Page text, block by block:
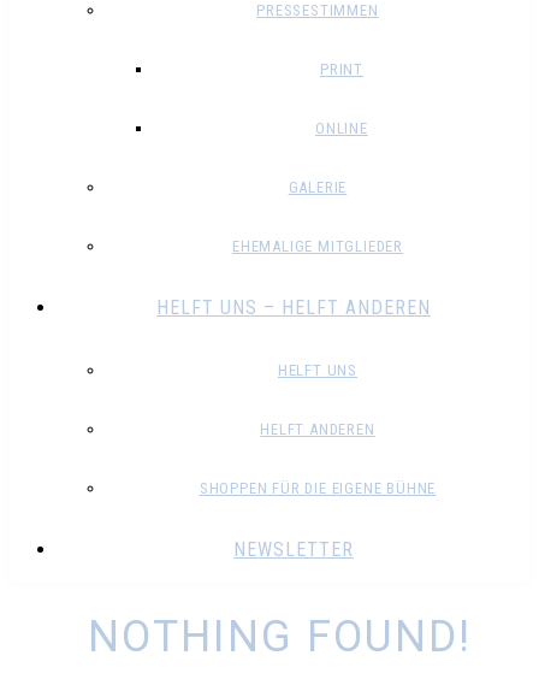
PRESSESTIMMEN
PRINT
ONLINE
GALERIE
EHEMALIGE MITGLIEDER
HELFT UNS – HELFT ANDEREN
HELFT UNS
HELFT ANDEREN
SHOPPEN FÜR DIE EIGENE BÜHNE
NEWSLETTER
NOTHING FOUND!